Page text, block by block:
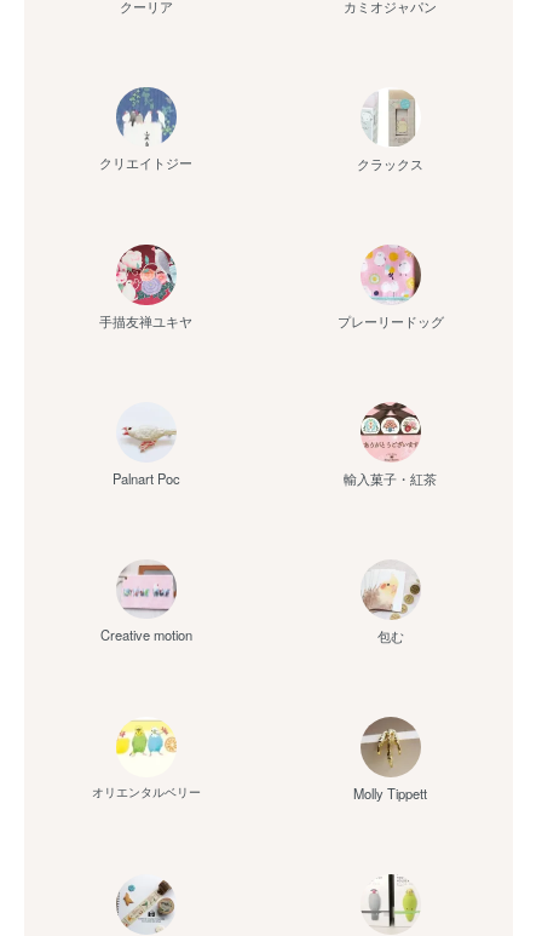
クーリア カミオジャパン
クリエイトジー クラックス
手描友禅ユキヤ プレーリードッグ
Palnart Poc 輸入菓子・紅茶
Creative motion 包む
オリエンタルベリー Molly Tippett